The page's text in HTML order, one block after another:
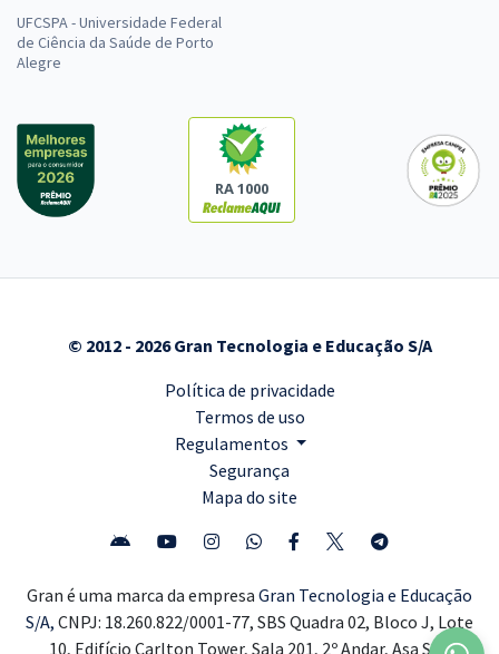
UFCSPA - Universidade Federal
de Ciência da Saúde de Porto
Alegre
RA 1000
© 2012 - 2026 Gran Tecnologia e Educação S/A
Política de privacidade
Termos de uso
Regulamentos
Segurança
Mapa do site
Gran é uma marca da empresa Gran Tecnologia e Educação
S/A, CNPJ: 18.260.822/0001-77, SBS Quadra 02, Bloco J, Lote
10, Edifício Carlton Tower, Sala 201, 2º Andar, Asa Sul,